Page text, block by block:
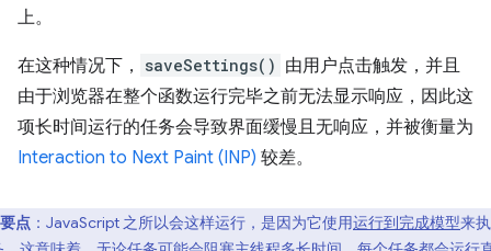
上。
在这种情况下， saveSettings() 由用户点击触发，并且
由于浏览器在整个函数运行完毕之前无法显示响应，因此这
项长时间运行的任务会导致界面缓慢且无响应，并被衡量为
Interaction to Next Paint (INP) 较差。
要点 ：JavaScript 之所以会这样运行，是因为它使用运行到完成模型来